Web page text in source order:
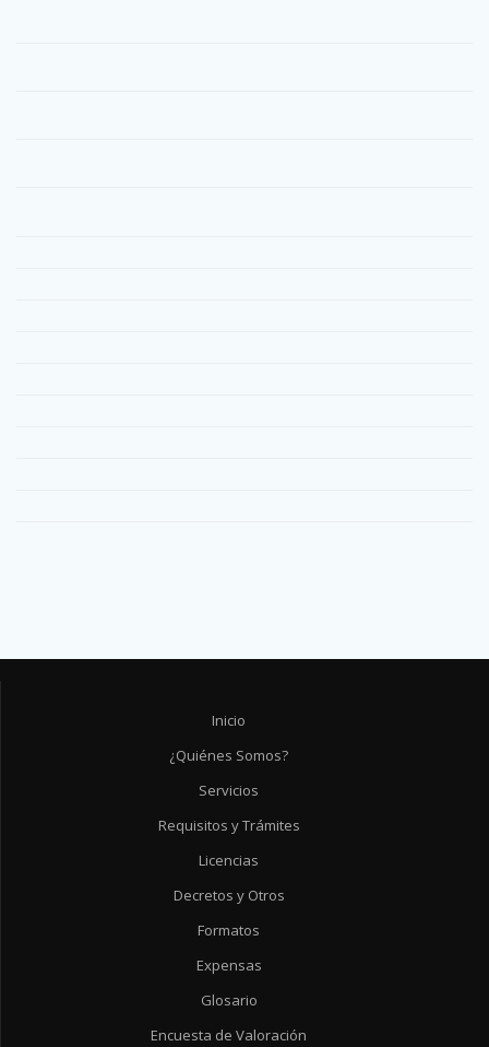
Inicio
¿Quiénes Somos?
Servicios
Requisitos y Trámites
Licencias
Decretos y Otros
Formatos
Expensas
Glosario
Encuesta de Valoración